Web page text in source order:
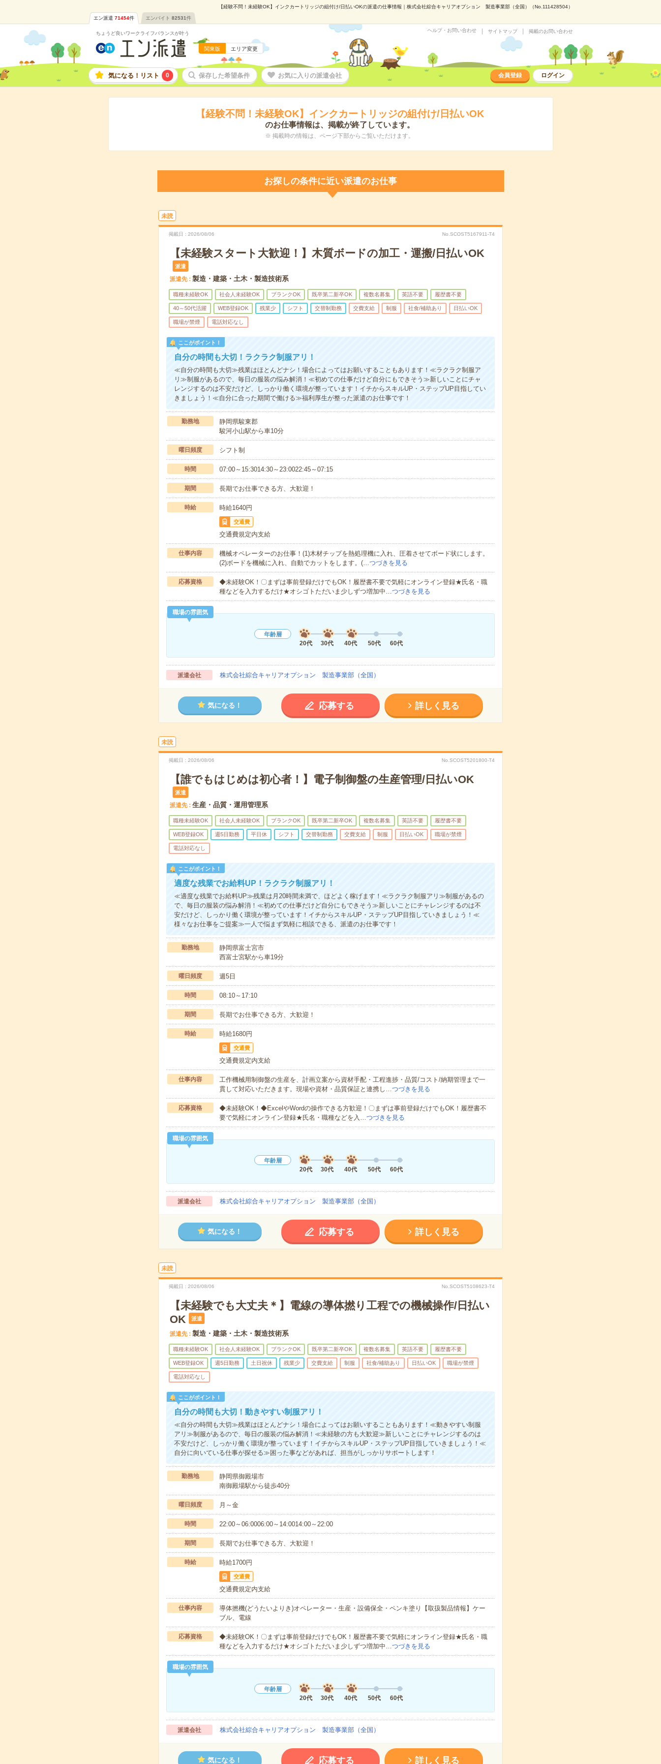
【経験不問！未経験OK】インクカートリッジの組付け/日払いOKの派遣の仕事情報｜株式会社綜合キャリアオプション 製造事業部（全国）（No.111428504）
エン派遣 71454件 エンバイト 82531件
ちょうど良いワークライフバランスが叶う
関東版 エリア変更
ヘルプ・お問い合わせ サイトマップ 掲載のお問い合わせ
気になる！リスト 0 保存した希望条件 お気に入りの派遣会社 会員登録 ログイン
【経験不問！未経験OK】インクカートリッジの組付け/日払いOK
のお仕事情報は、掲載が終了しています。
※ 掲載時の情報は、ページ下部からご覧いただけます。
お探しの条件に近い派遣のお仕事
未読
掲載日 2026/08/06 No.SCOST5167911-T4
【未経験スタート大歓迎！】木質ボードの加工・運搬/日払いOK
派遣
派遣先 製造・建築・土木・製造技術系
職種未経験OK 社会人未経験OK ブランクOK 既卒第二新卒OK 複数名募集 英語不要 履歴書不要
40～50代活躍 WEB登録OK 残業少 シフト 交替制勤務 交費支給 制服 社食/補助あり 日払いOK
職場が禁煙 電話対応なし
ここがポイント！
自分の時間も大切！ラクラク制服アリ！
≪自分の時間も大切≫残業はほとんどナシ！場合によってはお願いすることもあります！≪ラクラク制服ア
リ≫制服があるので、毎日の服装の悩み解消！≪初めての仕事だけど自分にもできそう≫新しいことにチャ
レンジするのは不安だけど、しっかり働く環境が整っています！イチからスキルUP・ステップUP目指してい
きましょう！≪自分に合った期間で働ける≫福利厚生が整った派遣のお仕事です！
勤務地
静岡県駿東郡
駿河小山駅から車10分
曜日頻度 シフト制
時間 07:00～15:3014:30～23:0022:45～07:15
期間 長期でお仕事できる方、大歓迎！
時給 時給1640円
交通費
交通費規定内支給
仕事内容
機械オペレーターのお仕事！(1)木材チップを熱処理機に入れ、圧着させてボード状にします。
(2)ボードを機械に入れ、自動でカットをします。(…つづきを見る
応募資格
◆未経験OK！〇まずは事前登録だけでもOK！履歴書不要で気軽にオンライン登録★氏名・職
種などを入力するだけ★オシゴトただいま少しずつ増加中…つづきを見る
職場の雰囲気
年齢層
20代
30代 40代 50代 60代
派遣会社 株式会社綜合キャリアオプション 製造事業部（全国）
気になる！ 応募する 詳しく見る
未読
掲載日 2026/08/06 No.SCOST5201800-T4
【誰でもはじめは初心者！】電子制御盤の生産管理/日払いOK
派遣
派遣先 生産・品質・運用管理系
職種未経験OK 社会人未経験OK ブランクOK 既卒第二新卒OK 複数名募集 英語不要 履歴書不要
WEB登録OK 週5日勤務 平日休 シフト 交替制勤務 交費支給 制服 日払いOK 職場が禁煙
電話対応なし
ここがポイント！
適度な残業でお給料UP！ラクラク制服アリ！
≪適度な残業でお給料UP≫残業は月20時間未満で、ほどよく稼げます！≪ラクラク制服アリ≫制服があるの
で、毎日の服装の悩み解消！≪初めての仕事だけど自分にもできそう≫新しいことにチャレンジするのは不
安だけど、しっかり働く環境が整っています！イチからスキルUP・ステップUP目指していきましょう！≪
様々なお仕事をご提案≫一人で悩まず気軽に相談できる、派遣のお仕事です！
勤務地
静岡県富士宮市
西富士宮駅から車19分
曜日頻度 週5日
時間 08:10～17:10
期間 長期でお仕事できる方、大歓迎！
時給 時給1680円
交通費
交通費規定内支給
仕事内容
工作機械用制御盤の生産を、計画立案から資材手配・工程進捗・品質/コスト/納期管理まで一
貫して対応いただきます。現場や資材・品質保証と連携し…つづきを見る
応募資格
◆未経験OK！◆ExcelやWordの操作できる方歓迎！〇まずは事前登録だけでもOK！履歴書不
要で気軽にオンライン登録★氏名・職種などを入…つづきを見る
職場の雰囲気
年齢層
20代
30代 40代 50代 60代
派遣会社 株式会社綜合キャリアオプション 製造事業部（全国）
気になる！ 応募する 詳しく見る
未読
掲載日 2026/08/06 No.SCOST5108623-T4
【未経験でも大丈夫＊】電線の導体撚り工程での機械操作/日払い
OK
派遣
派遣先 製造・建築・土木・製造技術系
職種未経験OK 社会人未経験OK ブランクOK 既卒第二新卒OK 複数名募集 英語不要 履歴書不要
WEB登録OK 週5日勤務 土日祝休 残業少 交費支給 制服 社食/補助あり 日払いOK 職場が禁煙
電話対応なし
ここがポイント！
自分の時間も大切！動きやすい制服アリ！
≪自分の時間も大切≫残業はほとんどナシ！場合によってはお願いすることもあります！≪動きやすい制服
アリ≫制服があるので、毎日の服装の悩み解消！≪未経験の方も大歓迎≫新しいことにチャレンジするのは
不安だけど、しっかり働く環境が整っています！イチからスキルUP・ステップUP目指していきましょう！≪
自分に向いている仕事が探せる≫困った事などがあれば、担当がしっかりサポートします！
勤務地
静岡県御殿場市
南御殿場駅から徒歩40分
曜日頻度 月～金
時間 22:00～06:0006:00～14:0014:00～22:00
期間 長期でお仕事できる方、大歓迎！
時給 時給1700円
交通費
交通費規定内支給
仕事内容
導体撚機(どうたいよりき)オペレーター・生産・設備保全・ペンキ塗り【取扱製品情報】ケー
ブル、電線
応募資格
◆未経験OK！〇まずは事前登録だけでもOK！履歴書不要で気軽にオンライン登録★氏名・職
種などを入力するだけ★オシゴトただいま少しずつ増加中…つづきを見る
職場の雰囲気
年齢層
20代
30代 40代 50代 60代
派遣会社 株式会社綜合キャリアオプション 製造事業部（全国）
気になる！ 応募する 詳しく見る